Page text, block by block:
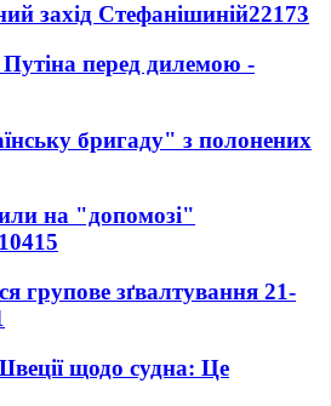
захід Стефанішиній22173
перед дилемою -
бригаду" з полонених
на "допомозі"
10415
групове зґвалтування 21-
щодо судна: Це